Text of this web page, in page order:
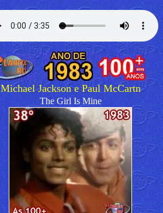
Michael Jackson e Paul McCartn
The Girl Is Mine